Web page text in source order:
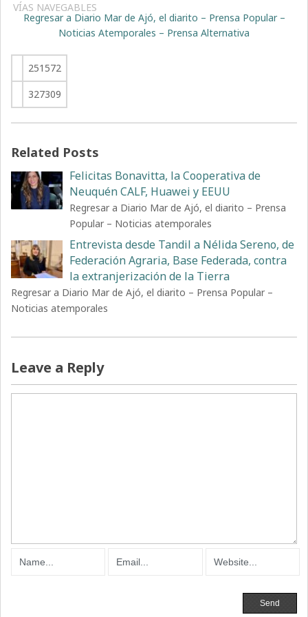
VÍAS NAVEGABLES
Regresar a Diario Mar de Ajó, el diarito – Prensa Popular –
Noticias Atemporales – Prensa Alternativa
251572
327309
Related Posts
Felicitas Bonavitta, la Cooperativa de
Neuquén CALF, Huawei y EEUU
Regresar a Diario Mar de Ajó, el diarito – Prensa
Popular – Noticias atemporales
Entrevista desde Tandil a Nélida Sereno, de
Federación Agraria, Base Federada, contra
la extranjerización de la Tierra
Regresar a Diario Mar de Ajó, el diarito – Prensa Popular –
Noticias atemporales
Leave a Reply